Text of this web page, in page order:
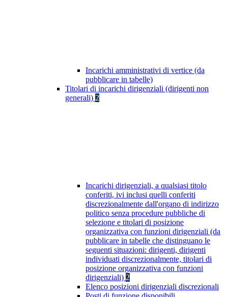
Incarichi amministrativi di vertice (da
pubblicare in tabelle)
Titolari di incarichi dirigenziali (dirigenti non
generali) 2
Incarichi dirigenziali, a qualsiasi titolo
conferiti, ivi inclusi quelli conferiti
discrezionalmente dall'organo di indirizzo
politico senza procedure pubbliche di
selezione e titolari di posizione
organizzativa con funzioni dirigenziali (da
pubblicare in tabelle che distinguano le
seguenti situazioni: dirigenti, dirigenti
individuati discrezionalmente, titolari di
posizione organizzativa con funzioni
dirigenziali) 2
Elenco posizioni dirigenziali discrezionali